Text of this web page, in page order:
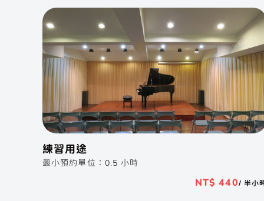
練習用途
最小預約單位：0.5 小時
NT$ 440/ 半小